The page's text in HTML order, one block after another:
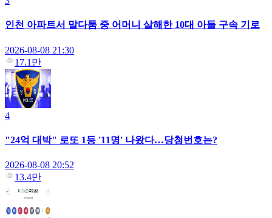
인천 아파트서 말다툼 중 어머니 살해한 10대 아들 구속 기로
2026-08-08 21:30
17.1만
4
"24억 대박" 로또 1등 '11명' 나왔다…당첨번호는?
2026-08-08 20:52
13.4만